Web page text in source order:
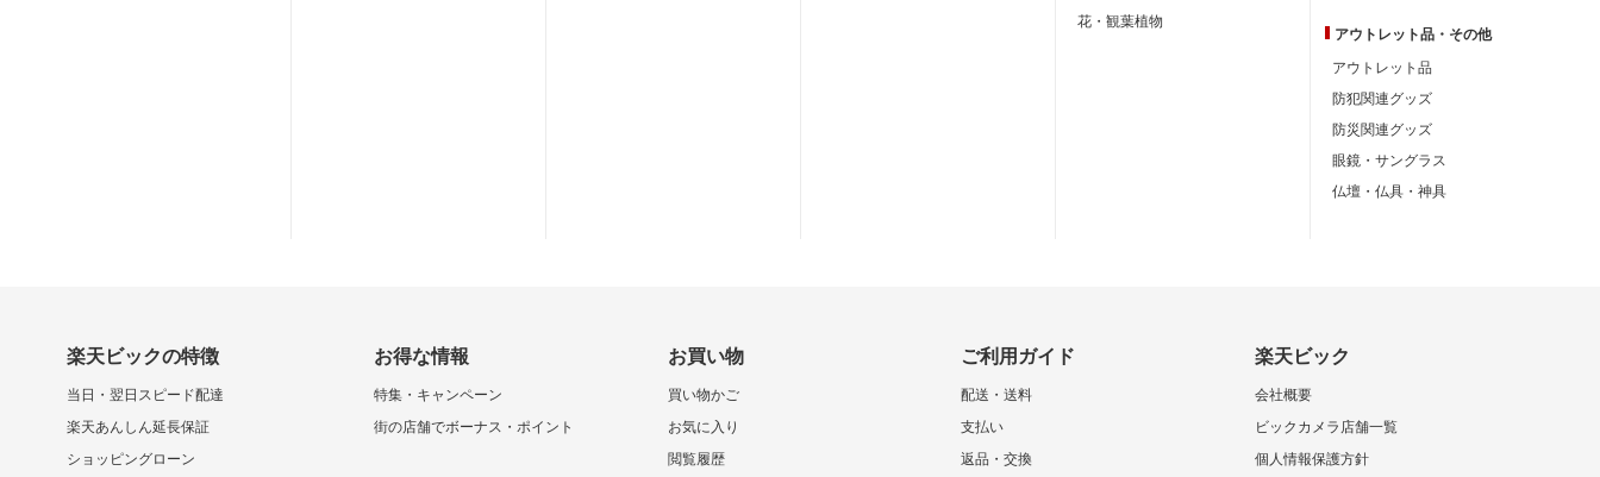
花・観葉植物
アウトレット品・ その他
アウトレット品
防犯関連グッズ
防災関連グッズ
眼鏡・サングラス
仏壇・仏具・神具
楽天ビックの特徴
当日・翌日スピード配達
楽天あんしん延長保証
ショッピングローン
お得な情報
特集・キャンペーン
街の店舗でボーナス・ポイント
お買い物
買い物かご
お気に入り
閲覧履歴
ご利用ガイド
配送・送料
支払い
返品・交換
楽天ビック
会社概要
ビックカメラ店舗一覧
個人情報保護方針